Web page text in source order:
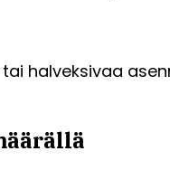
halveksivaa